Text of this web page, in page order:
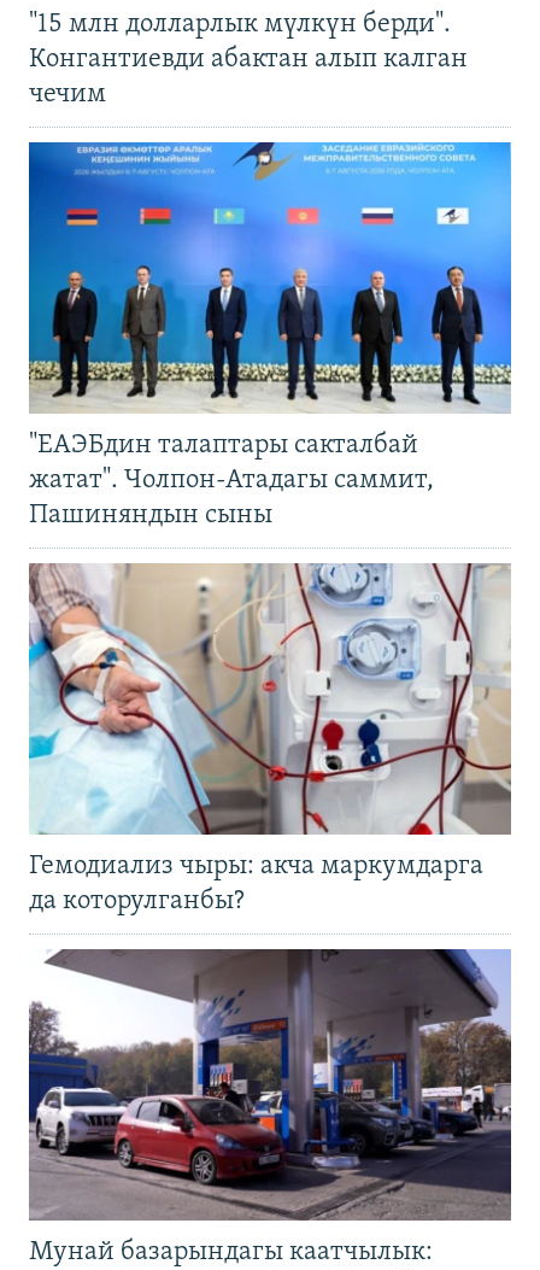
"15 млн долларлык мүлкүн берди".
Конгантиевди абактан алып калган
чечим
"ЕАЭБдин талаптары сакталбай
жатат". Чолпон-Атадагы саммит,
Пашиняндын сыны
Гемодиализ чыры: акча маркумдарга
да которулганбы?
Мунай базарындагы каатчылык: